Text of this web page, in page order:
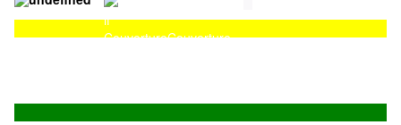
CouvertureCouverture